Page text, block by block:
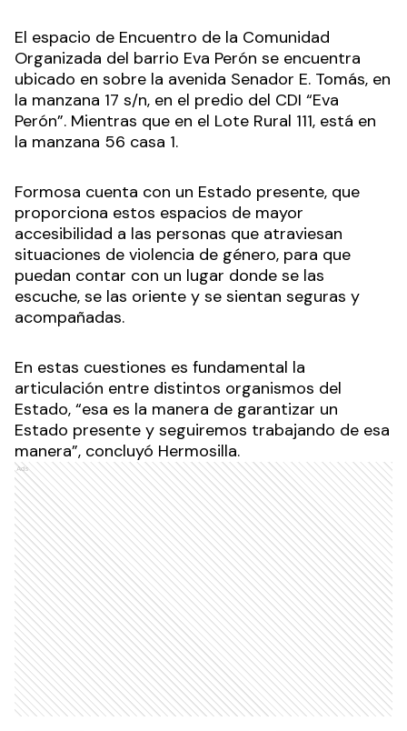
El espacio de Encuentro de la Comunidad
Organizada del barrio Eva Perón se encuentra
ubicado en sobre la avenida Senador E. Tomás, en
la manzana 17 s/n, en el predio del CDI “Eva
Perón”. Mientras que en el Lote Rural 111, está en
la manzana 56 casa 1.
Formosa cuenta con un Estado presente, que
proporciona estos espacios de mayor
accesibilidad a las personas que atraviesan
situaciones de violencia de género, para que
puedan contar con un lugar donde se las
escuche, se las oriente y se sientan seguras y
acompañadas.
En estas cuestiones es fundamental la
articulación entre distintos organismos del
Estado, “esa es la manera de garantizar un
Estado presente y seguiremos trabajando de esa
manera”, concluyó Hermosilla.
Ads